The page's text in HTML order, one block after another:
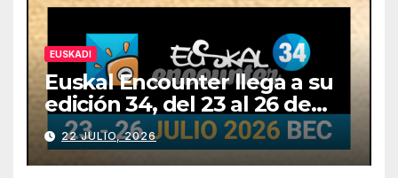
EUSKADI
Euskal Encounter llega a su
edición 34, del 23 al 26 de
julio
22 JULIO, 2026